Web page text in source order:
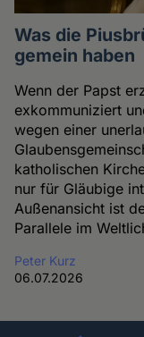
Was die
gemein haben
Wenn der Papst
exkommuniziert
wegen einer
katholischen
nur für Gläubige
Außenansicht ist
Parallele im
Peter Kurz
06.07.2026